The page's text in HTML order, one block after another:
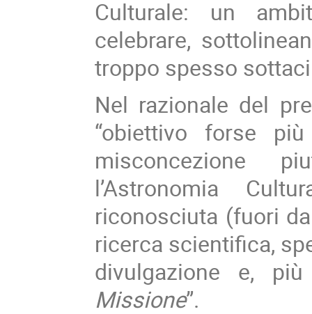
Culturale: un
celebrare,
troppo spesso
Nel razionale del
“obiettivo forse
misconcezione
l’Astronomia
riconosciuta (fuori
ricerca scientifica,
divulgazione e,
Missione”.